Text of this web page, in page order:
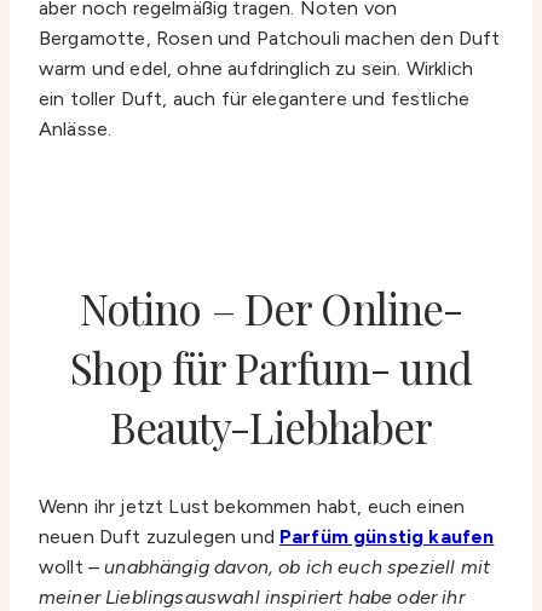
aber noch regelmäßig tragen. Noten von
Bergamotte, Rosen und Patchouli machen den Duft
warm und edel, ohne aufdringlich zu sein. Wirklich
ein toller Duft, auch für elegantere und festliche
Anlässe.
Notino – Der Online-
Shop für Parfum- und
Beauty-Liebhaber
Wenn ihr jetzt Lust bekommen habt, euch einen
neuen Duft zuzulegen und Parfüm günstig kaufen
wollt – unabhängig davon, ob ich euch speziell mit
meiner Lieblingsauswahl inspiriert habe oder ihr